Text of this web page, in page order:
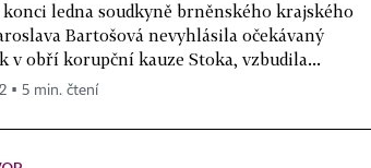
konci ledna soudkyně brněnského krajského
Bartošová nevyhlásila očekávaný
v obří korupční kauze Stoka, vzbudila...
▪ 5 min. čtení